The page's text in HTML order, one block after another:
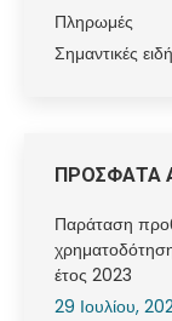
Πληρωμές
Σημαντικές
ΠΡΟΣΦΑΤΑ
Παράταση
έτος 2023
29 Ιουλίου,